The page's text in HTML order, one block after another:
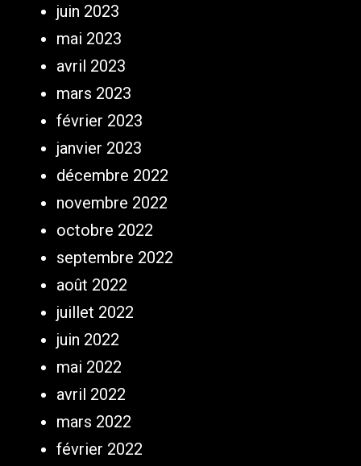
juin 2023
mai 2023
avril 2023
mars 2023
février 2023
janvier 2023
décembre 2022
novembre 2022
octobre 2022
septembre 2022
août 2022
juillet 2022
juin 2022
mai 2022
avril 2022
mars 2022
février 2022